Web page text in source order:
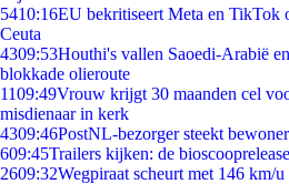
5410:16EU bekritiseert Meta en TikTok
Ceuta
4309:53Houthi's vallen Saoedi-Arabië
blokkade olieroute
1109:49Vrouw krijgt 30 maanden cel
misdienaar in kerk
4309:46PostNL-bezorger steekt
609:45Trailers kijken: de
2609:32Wegpiraat scheurt met 146 km/